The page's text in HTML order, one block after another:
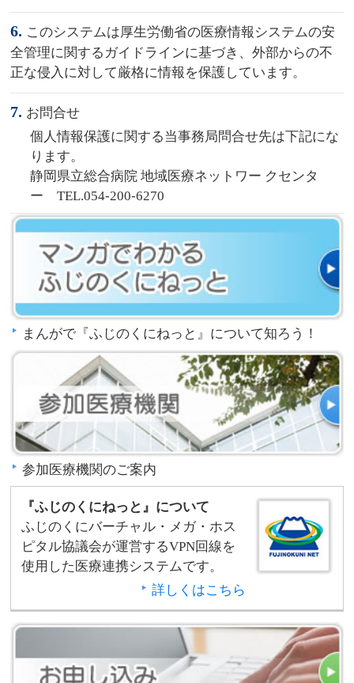
6. このシステムは厚生労働省の医療情報システムの安
全管理に関するガイドラインに基づき、外部からの不
正な侵入に対して厳格に情報を保護しています。
7. お問合せ
個人情報保護に関する当事務局問合せ先は下記にな
ります。
静岡県立総合病院 地域医療ネットワー クセンタ
ー TEL.054-200-6270
『ふじのくにねっと』について
ふじのくにバーチャル・メガ・ホス
ピタル協議会が運営するVPN回線を
使用した医療連携システムです。
詳しくはこちら
まんがで『ふじのくにねっと』について知ろう！
参加医療機関のご案内